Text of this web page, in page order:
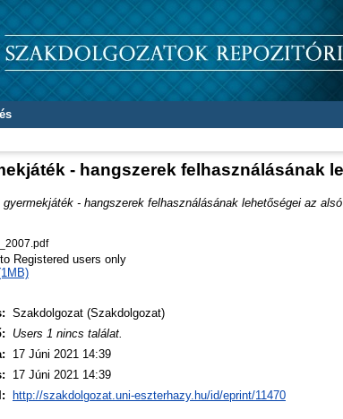
- hangszerek felhasználásának
gyermekjáték - hangszerek felhasználásának lehetőségei az
Registered users only
Szakdolgozat (Szakdolgozat)
Users 1 nincs találat.
17 Júni 2021 14:39
17 Júni 2021 14:39
http://szakdolgozat.uni-eszterhazy.hu/id/eprint/11470